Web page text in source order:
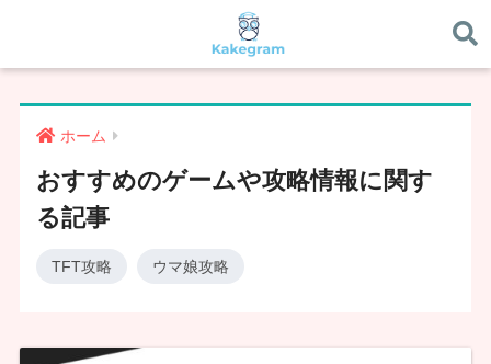
ホーム
おすすめのゲームや攻略情報に関す
る記事
TFT攻略 ウマ娘攻略